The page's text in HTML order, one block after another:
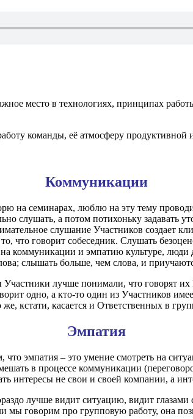
место в технологиях, принципах
команды, её атмосферу
Коммуникации
семинарах, люблю на эту тему
слушать, а потом потихоньку
слушание Участников создает
что говорит собеседник. Слушать
коммуникации и эмпатию культуре, люди
слышать больше, чем слова, и
лучше понимали, что говорят
одно, а кто-то один из Участников
кстати, касается и Ответственных в
Эмпатия
эмпатия – это умение смотреть на
в процессе коммуникации
интересы не свои и своей компании, а
лучше видит ситуацию, видит глазами
говорим про групповую работу, она